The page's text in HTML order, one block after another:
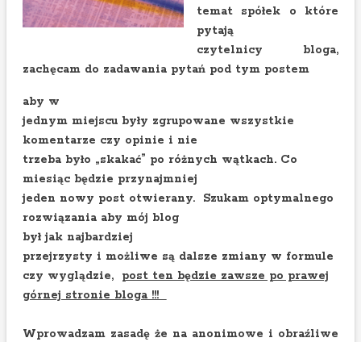
temat spółek o które
pytają
czytelnicy bloga,
zachęcam do zadawania pytań pod tym postem
aby w
jednym miejscu były zgrupowane wszystkie
komentarze czy opinie i nie
trzeba było „skakać” po różnych wątkach. Co
miesiąc będzie przynajmniej
jeden nowy post otwierany. Szukam optymalnego
rozwiązania aby mój blog
był jak najbardziej
przejrzysty i możliwe są dalsze zmiany w formule
czy wyglądzie, post ten będzie zawsze po prawej
górnej stronie bloga !!!
Wprowadzam zasadę że na anonimowe i obraźliwe